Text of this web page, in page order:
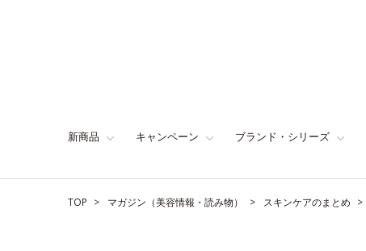
新商品 キャンペーン ブランド・シリーズ
TOP マガジン（美容情報・読み物） スキンケアのまとめ